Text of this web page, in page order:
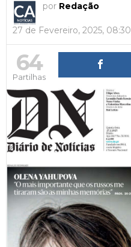
por Redação
27 de Fevereiro, 2025, 08:30
64
Partilhas